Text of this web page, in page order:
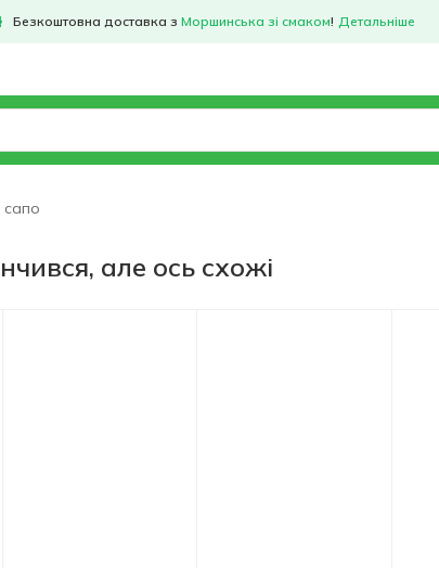
Безкоштовна доставка з Моршинська зі смаком! Детальніше
сапо
але ось схожі